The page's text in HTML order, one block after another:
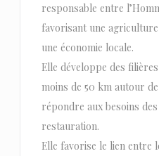
responsable entre
favorisant une
une économie locale.
Elle développe des
moins de 50 km autour
répondre aux besoins
restauration.
Elle favorise le lien entre